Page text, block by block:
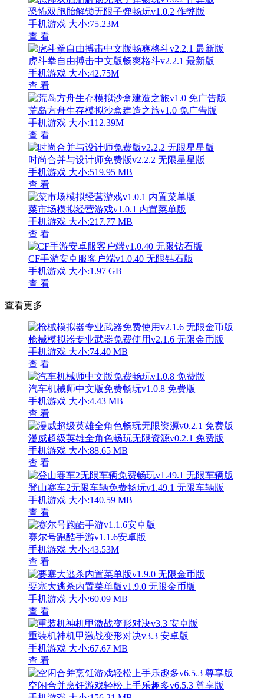
恐怖双胞胎解锁无限子弹畅玩v1.0.2 作弊版
手机游戏 大小:75.23M
查 看
虎斗拳自由搏击中文版畅爽格斗v2.2.1 最新版
手机游戏 大小:42.75M
查 看
荒岛方舟生存模拟沙盒建造之旅v1.0 免广告版
手机游戏 大小:112.39M
查 看
时尚合并与设计师免费版v2.2.2 无限星星版
手机游戏 大小:519.95 MB
查 看
菜市场模拟经营游戏v1.0.1 内置菜单版
手机游戏 大小:217.77 MB
查 看
CF手游安卓服客户端v1.0.40 无限钻石版
手机游戏 大小:1.97 GB
查 看
查看更多
枪械模拟器专业武器免费使用v2.1.6 无限金币版
手机游戏 大小:74.40 MB
查 看
汽车机械师中文版免费畅玩v1.0.8 免费版
手机游戏 大小:4.43 MB
查 看
漫威超级英雄全角色畅玩无限资源v0.2.1 免费版
手机游戏 大小:88.65 MB
查 看
登山赛车2无限车辆免费畅玩v1.49.1 无限车辆版
手机游戏 大小:140.59 MB
查 看
赛尔号跑酷手游v1.1.6安卓版
手机游戏 大小:43.53M
查 看
要塞大逃杀内置菜单版v1.9.0 无限金币版
手机游戏 大小:60.09 MB
查 看
重装机神机甲激战变形对决v3.3 安卓版
手机游戏 大小:67.67 MB
查 看
空闲合并烹饪游戏轻松上手乐趣多v6.5.3 尊享版